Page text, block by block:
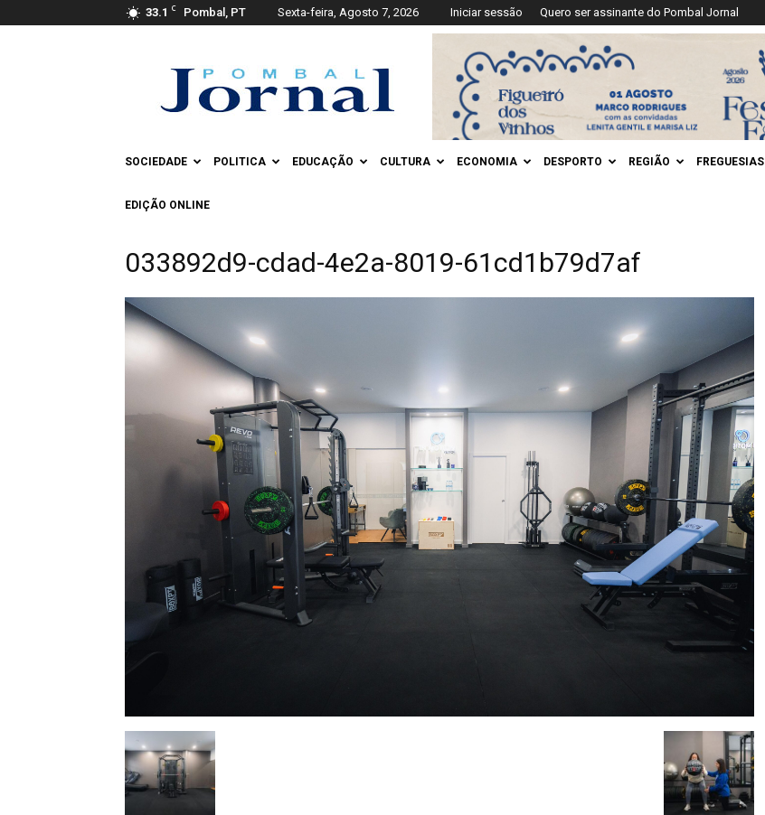
33.1 C Pombal, PT Sexta-feira, Agosto 7, 2026 Iniciar sessão Quero ser assinante do Pombal Jornal
Jornal
SOCIEDADE POLITICA EDUCAÇÃO CULTURA ECONOMIA DESPORTO REGIÃO FREGUESIAS
EDIÇÃO ONLINE
033892d9-cdad-4e2a-8019-61cd1b79d7af